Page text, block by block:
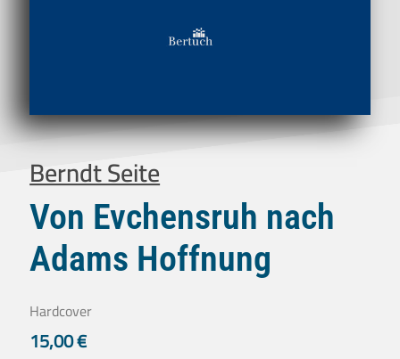
Berndt Seite
Von Evchensruh nach
Adams Hoffnung
Hardcover
15,00€